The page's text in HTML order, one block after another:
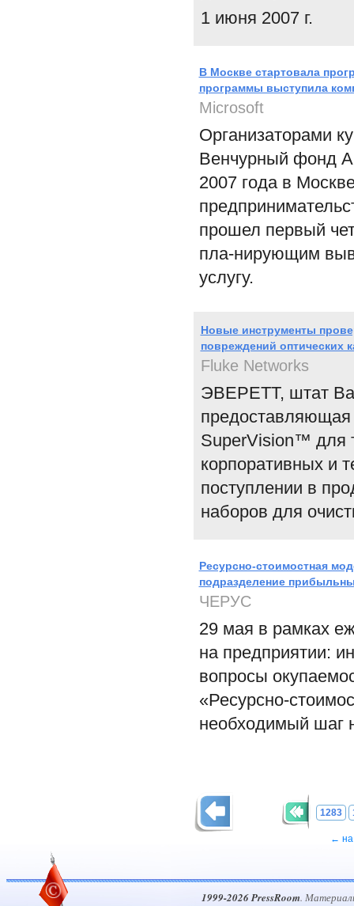
1 июня 2007 г.
В Москве стартовала
программы выступила
Microsoft
Организаторами
Венчурный фонд
2007 года в
прошел первый
пла-нирующим
услугу.
Новые инструменты
повреждений оптических
Fluke Networks
ЭВЕРЕТТ, штат
предоставляющая
SuperVision™ для
корпоративных и
поступлении в
наборов для
Ресурсно-стоимостная
подразделение
ЧЕРУС
29 мая в рамках
на предприятии:
вопросы
«Ресурсно-
необходимый шаг
1283
← на
1999-2026 PressRoom.